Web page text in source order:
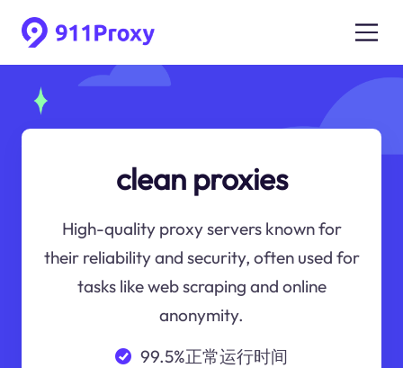
clean proxies
High-quality proxy servers known for
their reliability and security, often used for
tasks like web scraping and online
anonymity.
99.5%正常运行时间